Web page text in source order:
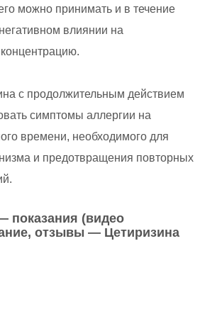
можно принимать и в течение
влиянии на
с продолжительным действием
симптомы аллергии на
времени, необходимого для
и предотвращения повторных
показания (видео
отзывы — Цетиризина